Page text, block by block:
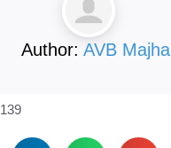
Author: AVB Majha
139